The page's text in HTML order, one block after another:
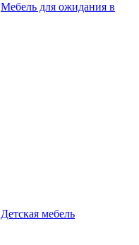
Мебель для ожидания в
Детская мебель